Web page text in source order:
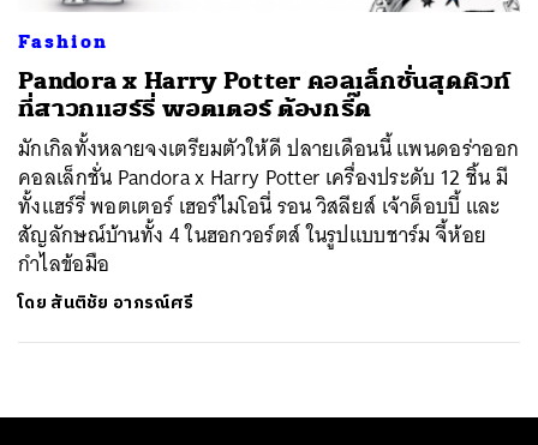
Fashion
Pandora x Harry Potter คอลเล็กชั่นสุดคิวท์
ที่สาวกแฮร์รี่ พอตเตอร์ ต้องกรี๊ด
มักเกิลทั้งหลายจงเตรียมตัวให้ดี ปลายเดือนนี้ แพนดอร่าออก
คอลเล็กชั่น Pandora x Harry Potter เครื่องประดับ 12 ชิ้น มี
ทั้งแฮร์รี่ พอตเตอร์ เฮอร์ไมโอนี่ รอน วิสลียส์ เจ้าด็อบบี้ และ
สัญลักษณ์บ้านทั้ง 4 ในฮอกวอร์ตส์ ในรูปแบบชาร์ม จี้ห้อย
กำไลข้อมือ
โดย สันติชัย อาภรณ์ศรี
SHARE EMAIL